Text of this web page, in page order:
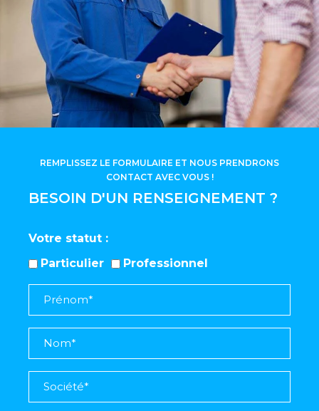
BESOIN D'UN RENSEIGNEMENT ?
REMPLISSEZ LE FORMULAIRE ET NOUS PRENDRONS
CONTACT AVEC VOUS !
Votre statut
Particulier
Professionnel